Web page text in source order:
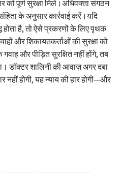
को पूर्ण सुरक्षा मिले।अधिवक्ता संगठन
के अनुसार कार्रवाई करें।यदि
होता है, तो ऐसे प्रकरणों के लिए पृथक
और शिकायतकर्ताओं की सुरक्षा को
और पीड़ित सुरक्षित नहीं होंगे, तब
डॉक्टर शालिनी की आवाज़ अगर दबा
नहीं होगी, यह न्याय की हार होगी—और